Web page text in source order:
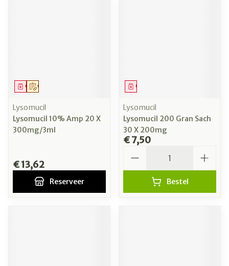
Op voorschrift
Geneesmiddel
Lysomucil
Lysomucil 10% Amp 20 X
300mg/3ml
€ 13,62
Reserveer
Geneesmiddel
Lysomucil
Lysomucil 200 Gran Sach
30 X 200mg
€ 7,50
Bestel